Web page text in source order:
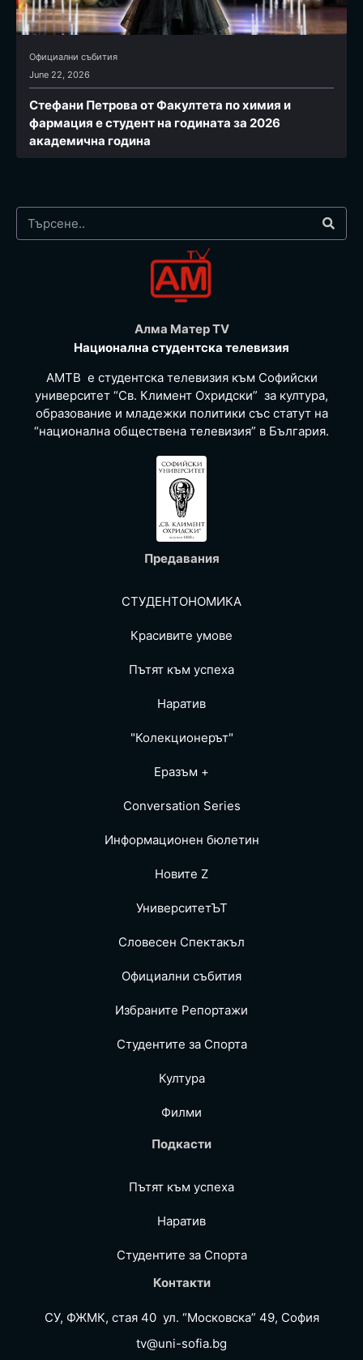
Официални събития
June 22, 2026
Стефани Петрова от Факултета по химия и
фармация e студент на годината за 2026
академична година
Алма Матер TV
Национална студентска телевизия
АМТВ е студентска телевизия към Софийски
университет “Св. Климент Охридски” за култура,
образование и младежки политики със статут на
“национална обществена телевизия” в България.
Предавания
СТУДЕНТОНОМИКА
Красивите умове
Пътят към успеха
Наратив
"Колекционерът"
Еразъм +
Conversation Series
Информационен бюлетин
Новите Z
УниверситетЪТ
Словесен Спектакъл
Официални събития
Избраните Репoртажи
Студентите за Спортa
Култура
Филми
Подкасти
Пътят към успеха
Наратив
Студентите за Спортa
Контакти
СУ, ФЖМК, стая 40 ул. “Московска” 49, София
tv@uni-sofia.bg